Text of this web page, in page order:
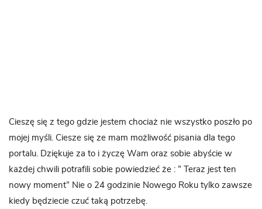
Cieszę się z tego gdzie jestem chociaż nie wszystko poszło po
mojej myśli. Ciesze się ze mam możliwość pisania dla tego
portalu. Dziękuje za to i życzę Wam oraz sobie abyście w
każdej chwili potrafili sobie powiedzieć że : ” Teraz jest ten
nowy moment” Nie o 24 godzinie Nowego Roku tylko zawsze
kiedy będziecie czuć taką potrzebę.